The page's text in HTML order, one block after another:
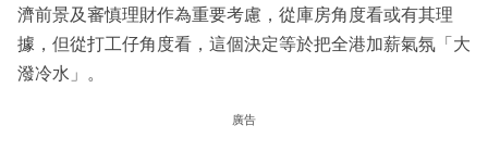
濟前景及審慎理財作為重要考慮，從庫房角度看或有其理
據，但從打工仔角度看，這個決定等於把全港加薪氣氛「大
潑冷水」。
廣告